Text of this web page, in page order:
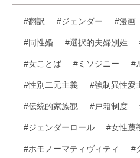
#翻訳 #ジェンダー #漫画
#同性婚 #選択的夫婦別姓
#女ことば #ミソジニー #
#性別二元主義 #強制異性愛
#伝統的家族観 #戸籍制度
#ジェンダーロール #女性蔑
#ホモノーマティヴィティ #